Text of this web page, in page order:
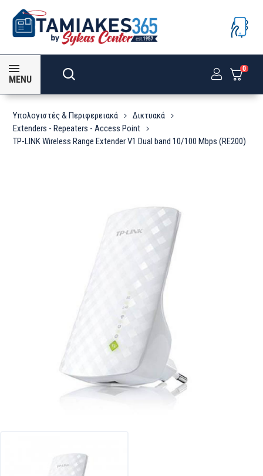
MENU
0
Υπολογιστές & Περιφερειακά
Δικτυακά
Extenders - Repeaters - Access Point
TP-LINK Wireless Range Extender V1 Dual band 10/100 Mbps (RE200)